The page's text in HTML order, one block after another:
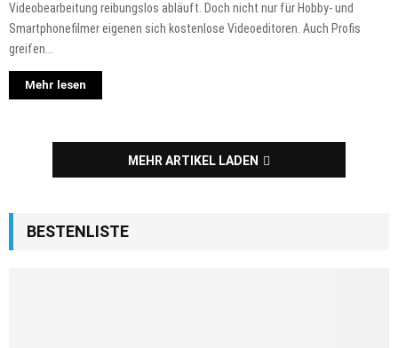
Videobearbeitung reibungslos abläuft. Doch nicht nur für Hobby- und
Smartphonefilmer eigenen sich kostenlose Videoeditoren. Auch Profis
greifen...
Mehr lesen
MEHR ARTIKEL LADEN
BESTENLISTE